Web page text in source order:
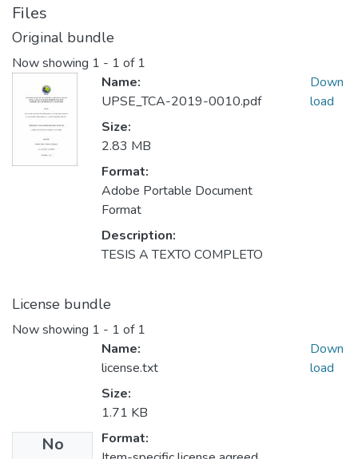
Files
Original bundle
Now showing 1 - 1 of 1
Name:
UPSE_TCA-2019-0010.pdf
Size:
2.83 MB
Format:
Adobe Portable Document
Format
Description:
TESIS A TEXTO COMPLETO
Down
load
License bundle
Now showing 1 - 1 of 1
No
Name:
license.txt
Size:
1.71 KB
Format:
Down
load